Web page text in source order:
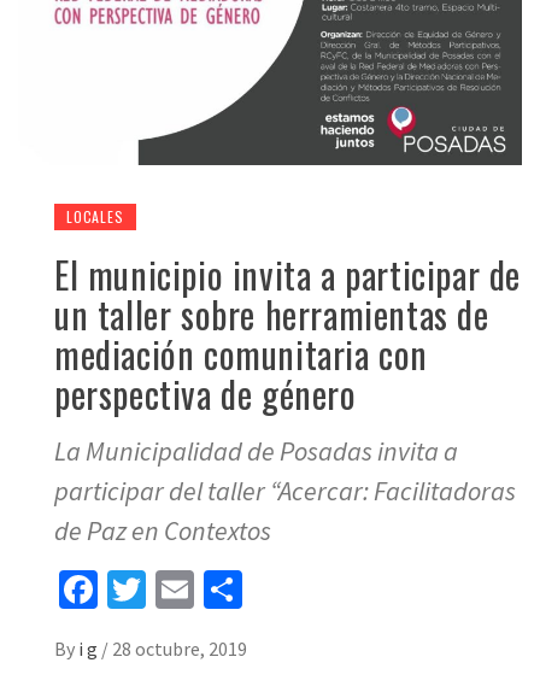
LOCALES
El municipio invita a participar de
un taller sobre herramientas de
mediación comunitaria con
perspectiva de género
La Municipalidad de Posadas invita a
participar del taller “Acercar: Facilitadoras
de Paz en Contextos
Facebook
Twitter
Email
By i g / 28 octubre, 2019